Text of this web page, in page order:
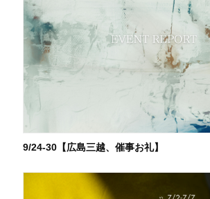
9/24-30【広島三越、催事お礼】